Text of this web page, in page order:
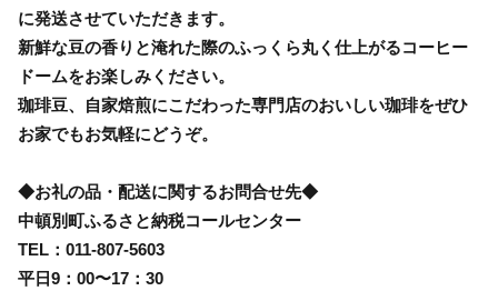
に発送させていただきます。
新鮮な豆の香りと淹れた際のふっくら丸く仕上がるコーヒー
ドームをお楽しみください。
珈琲豆、自家焙煎にこだわった専門店のおいしい珈琲をぜひ
お家でもお気軽にどうぞ。
◆お礼の品・配送に関するお問合せ先◆
中頓別町ふるさと納税コールセンター
TEL：011-807-5603
平日9：00〜17：30